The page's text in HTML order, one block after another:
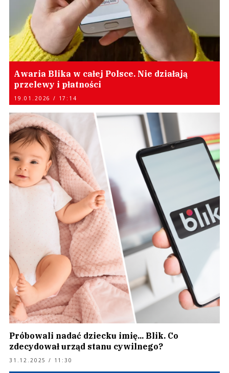
Awaria Blika w całej Polsce. Nie działają
przelewy i płatności
19.01.2026 / 17:14
Próbowali nadać dziecku imię... Blik. Co
zdecydował urząd stanu cywilnego?
31.12.2025 / 11:30